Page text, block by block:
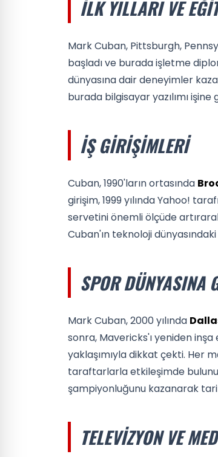
İLK YILLARI VE
Mark Cuban, Pittsburgh,
başladı ve burada işletme
dünyasına dair deneyimler
burada bilgisayar yazılımı işine
İŞ GIRIŞIMLERI
Cuban, 1990'ların ortasında
girişim, 1999 yılında Yahoo!
servetini önemli ölçüde
Cuban'ın teknoloji
SPOR DÜNYASINA
Mark Cuban, 2000 yılında
sonra, Mavericks'ı yeniden
yaklaşımıyla dikkat çekti. Her
taraftarlarla etkileşimde
şampiyonluğunu kazanarak
TELEVIZYON VE